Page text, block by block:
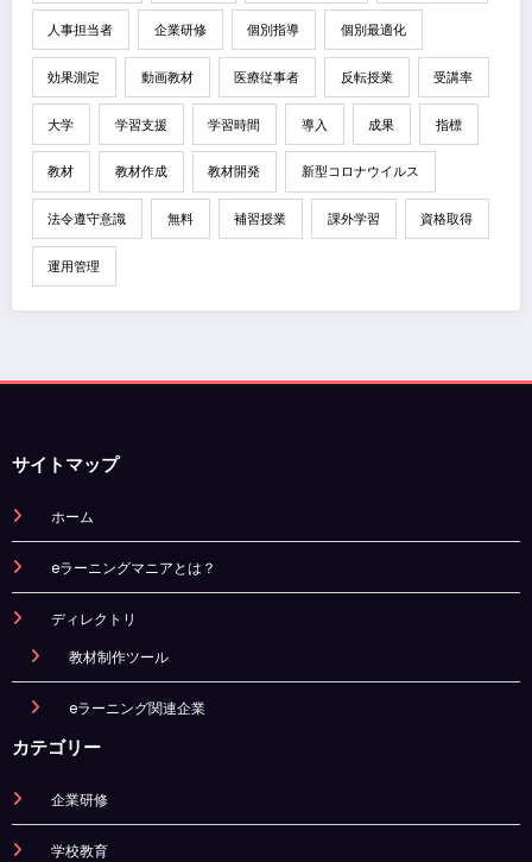
人事担当者 企業研修 個別指導 個別最適化
効果測定 動画教材 医療従事者 反転授業 受講率
大学 学習支援 学習時間 導入 成果 指標
教材 教材作成 教材開発 新型コロナウイルス
法令遵守意識 無料 補習授業 課外学習 資格取得
運用管理
サイトマップ
ホーム
eラーニングマニアとは？
ディレクトリ
教材制作ツール
eラーニング関連企業
カテゴリー
企業研修
学校教育